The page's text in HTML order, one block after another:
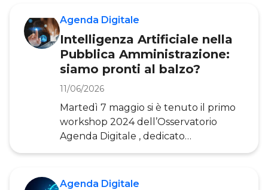
Agenda Digitale
Intelligenza Artificiale nella
Pubblica Amministrazione:
siamo pronti al balzo?
11/06/2026
Martedì 7 maggio si è tenuto il primo
workshop 2024 dell’Osservatorio
Agenda Digitale , dedicato
all’Intelligenza Artificiale nella
vantato la partecipazione di tre
Agenda Digitale